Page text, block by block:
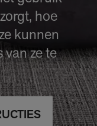
hoe
kunnen
van ze te